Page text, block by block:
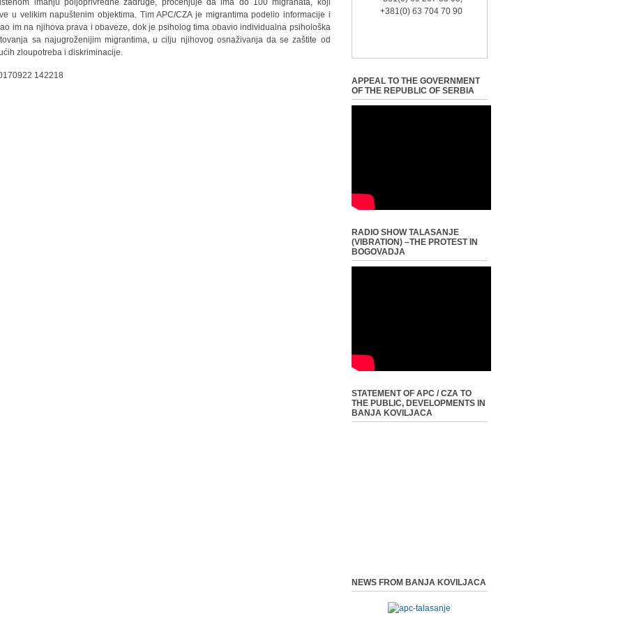
imanju poljoprivredne zadruge, procenjuje da ima do 100 migranata, koji
u velikim napuštenim objektima. Tim APC/CZA je migrantima podelio informacije i
im na njihova prava i obaveze, dok je psiholog tima obavio individualna psihološka
sa najugroženijim migrantima, u cilju njihovog osnaživanja da se zaštite od
zloupotreba i diskriminacije.
+381(0) 63 704 70 90
APPEAL TO THE GOVERNMENT
OF THE REPUBLIC OF SERBIA
RADIO SHOW TALASANJE
(VIBRATION) –THE PROTEST IN
BOGOVADJA
STATEMENT OF APC / CZA TO
THE PUBLIC, DEVELOPMENTS IN
BANJA KOVILJACA
NEWS FROM BANJA KOVILJACA